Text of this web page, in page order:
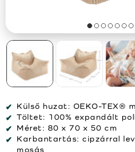
Külső huzat: OEKO-TEX®
Töltet: 100% expandált
Méret: 80 x 70 x 50 cm
Karbantartás: cipzárral
mosás